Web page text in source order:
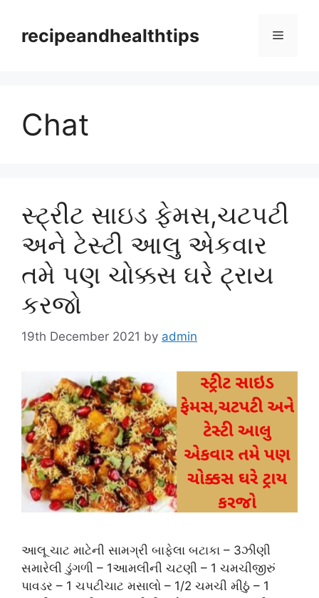
contentrecipeandhealthtips Menu
Chat
સ્ટ્રીટ સાઇડ ફેમસ,ચટપટી
અને ટેસ્ટી આલુ એકવાર
તમે પણ ચોક્કસ ઘરે ટ્રાય
કરજો
19th December 2021 by admin
આલૂ ચાટ માટેની સામગ્રી બાફેલા બટાકા – 3ઝીણી
સમારેલી ડુંગળી – 1આમલીની ચટણી – 1 ચમચીજીરું
પાવડર – 1 ચપટીચાટ મસાલો – 1/2 ચમચી મીઠું – 1